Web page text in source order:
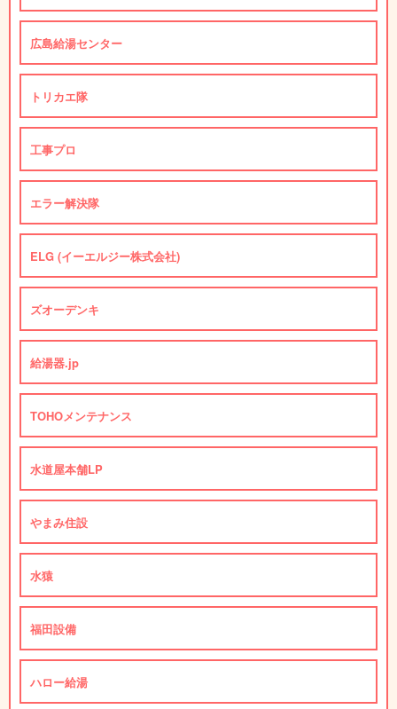
広島給湯センター
トリカエ隊
工事プロ
エラー解決隊
ELG (イーエルジー株式会社)
ズオーデンキ
給湯器.jp
TOHOメンテナンス
水道屋本舗LP
やまみ住設
水猿
福田設備
ハロー給湯